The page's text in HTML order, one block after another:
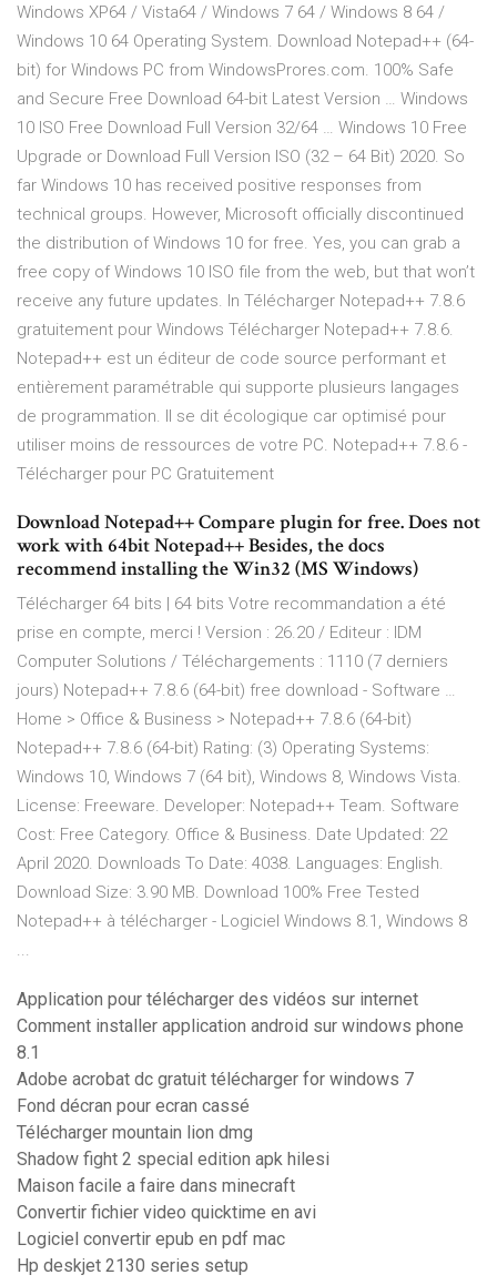
Windows XP64 / Vista64 / Windows 7 64 / Windows 8 64 /
Windows 10 64 Operating System. Download Notepad++ (64-
bit) for Windows PC from WindowsProres.com. 100% Safe
and Secure Free Download 64-bit Latest Version … Windows
10 ISO Free Download Full Version 32/64 … Windows 10 Free
Upgrade or Download Full Version ISO (32 – 64 Bit) 2020. So
far Windows 10 has received positive responses from
technical groups. However, Microsoft officially discontinued
the distribution of Windows 10 for free. Yes, you can grab a
free copy of Windows 10 ISO file from the web, but that won’t
receive any future updates. In Télécharger Notepad++ 7.8.6
gratuitement pour Windows Télécharger Notepad++ 7.8.6.
Notepad++ est un éditeur de code source performant et
entièrement paramétrable qui supporte plusieurs langages
de programmation. Il se dit écologique car optimisé pour
utiliser moins de ressources de votre PC. Notepad++ 7.8.6 -
Télécharger pour PC Gratuitement
Download Notepad++ Compare plugin for free. Does not
work with 64bit Notepad++ Besides, the docs
recommend installing the Win32 (MS Windows)
Télécharger 64 bits | 64 bits Votre recommandation a été
prise en compte, merci ! Version : 26.20 / Editeur : IDM
Computer Solutions / Téléchargements : 1110 (7 derniers
jours) Notepad++ 7.8.6 (64-bit) free download - Software …
Home > Office & Business > Notepad++ 7.8.6 (64-bit)
Notepad++ 7.8.6 (64-bit) Rating: (3) Operating Systems:
Windows 10, Windows 7 (64 bit), Windows 8, Windows Vista.
License: Freeware. Developer: Notepad++ Team. Software
Cost: Free Category. Office & Business. Date Updated: 22
April 2020. Downloads To Date: 4038. Languages: English.
Download Size: 3.90 MB. Download 100% Free Tested
Notepad++ à télécharger - Logiciel Windows 8.1, Windows 8
...
Application pour télécharger des vidéos sur internet
Comment installer application android sur windows phone
8.1
Adobe acrobat dc gratuit télécharger for windows 7
Fond décran pour ecran cassé
Télécharger mountain lion dmg
Shadow fight 2 special edition apk hilesi
Maison facile a faire dans minecraft
Convertir fichier video quicktime en avi
Logiciel convertir epub en pdf mac
Hp deskjet 2130 series setup